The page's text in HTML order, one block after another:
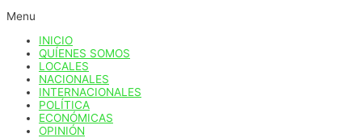
Menu
INICIO
QUÍENES SOMOS
LOCALES
NACIONALES
INTERNACIONALES
POLÍTICA
ECONÓMICAS
OPINIÓN